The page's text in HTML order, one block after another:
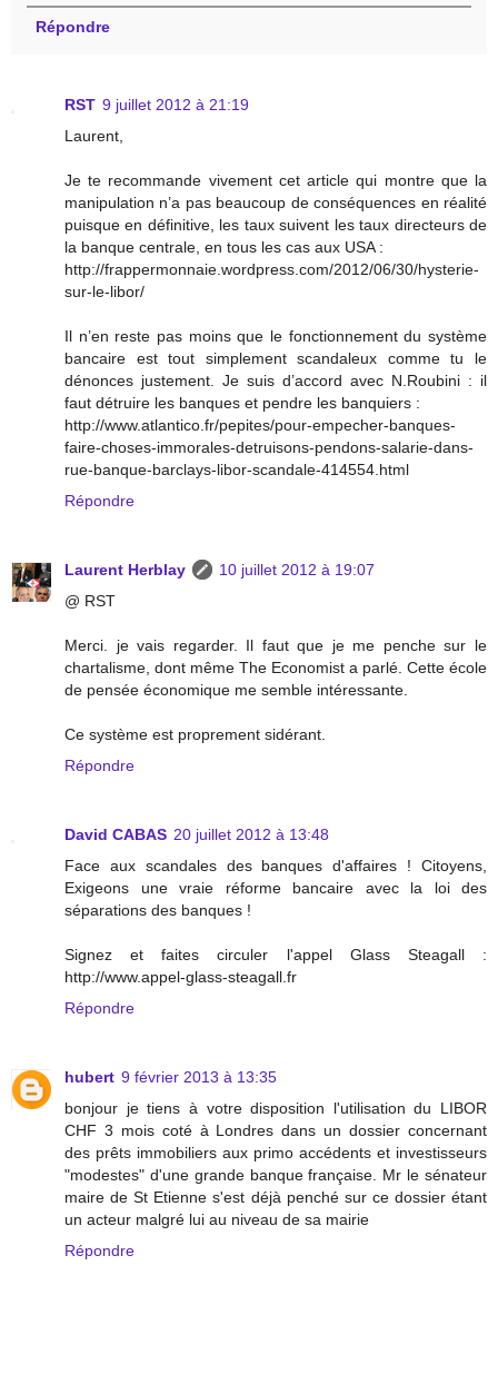
Répondre
RST 9 juillet 2012 à 21:19
Laurent,
Je te recommande vivement cet article qui montre que la
manipulation n’a pas beaucoup de conséquences en réalité
puisque en définitive, les taux suivent les taux directeurs de
la banque centrale, en tous les cas aux USA :
http://frappermonnaie.wordpress.com/2012/06/30/hysterie-
sur-le-libor/
Il n’en reste pas moins que le fonctionnement du système
bancaire est tout simplement scandaleux comme tu le
dénonces justement. Je suis d’accord avec N.Roubini : il
faut détruire les banques et pendre les banquiers :
http://www.atlantico.fr/pepites/pour-empecher-banques-
faire-choses-immorales-detruisons-pendons-salarie-dans-
rue-banque-barclays-libor-scandale-414554.html
Répondre
Laurent Herblay
10 juillet 2012 à 19:07
@ RST
Merci. je vais regarder. Il faut que je me penche sur le
chartalisme, dont même The Economist a parlé. Cette école
de pensée économique me semble intéressante.
Ce système est proprement sidérant.
Répondre
David CABAS 20 juillet 2012 à 13:48
Face aux scandales des banques d'affaires ! Citoyens,
Exigeons une vraie réforme bancaire avec la loi des
séparations des banques !
Signez et faites circuler l'appel Glass Steagall :
http://www.appel-glass-steagall.fr
Répondre
hubert 9 février 2013 à 13:35
bonjour je tiens à votre disposition l'utilisation du LIBOR
CHF 3 mois coté à Londres dans un dossier concernant
des prêts immobiliers aux primo accédents et investisseurs
"modestes" d'une grande banque française. Mr le sénateur
maire de St Etienne s'est déjà penché sur ce dossier étant
un acteur malgré lui au niveau de sa mairie
Répondre